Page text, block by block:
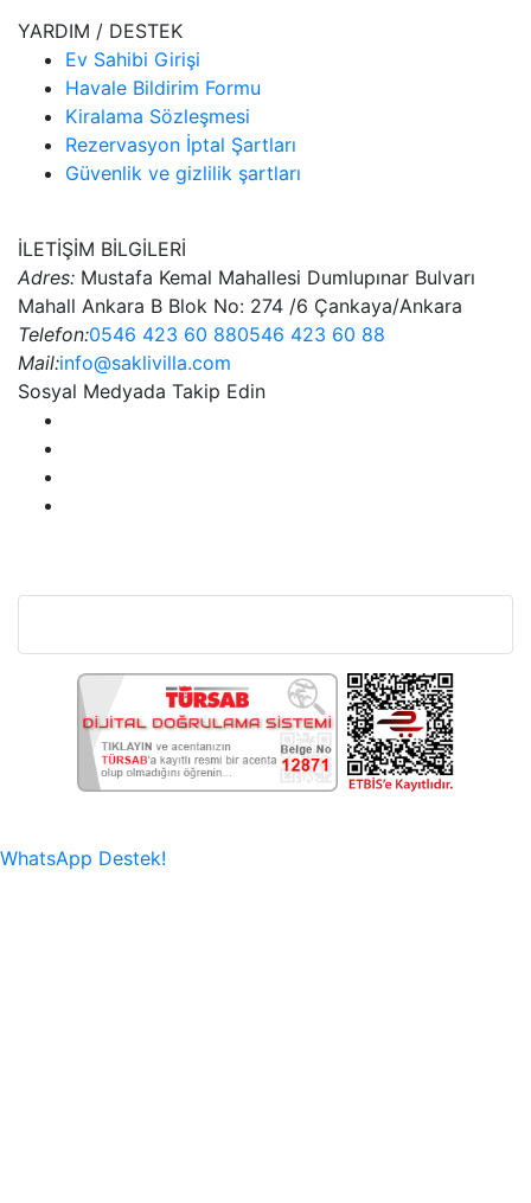
YARDIM / DESTEK
Ev Sahibi Girişi
Havale Bildirim Formu
Kiralama Sözleşmesi
Rezervasyon İptal Şartları
Güvenlik ve gizlilik şartları
İLETİŞİM BİLGİLERİ
Adres: Mustafa Kemal Mahallesi Dumlupınar Bulvarı
Mahall Ankara B Blok No: 274 /6 Çankaya/Ankara
Telefon:0546 423 60 880546 423 60 88
Mail:info@saklivilla.com
Sosyal Medyada Takip Edin
WhatsApp Destek!